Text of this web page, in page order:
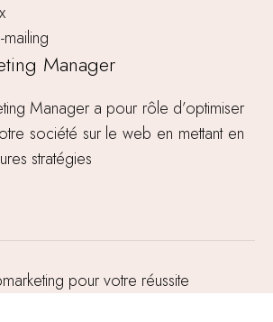
Manager
Manager a pour rôle d’optimiser
société sur le web en mettant en
stratégies
pour votre réussite